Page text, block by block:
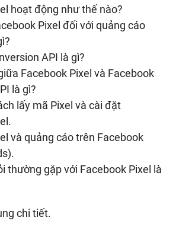
hoạt động như thế nào?
Pixel đối với quảng cáo
API là gì?
Facebook Pixel và Facebook
là gì?
lấy mã Pixel và cài đặt
và quảng cáo trên Facebook
thường gặp với Facebook Pixel là
chi tiết.